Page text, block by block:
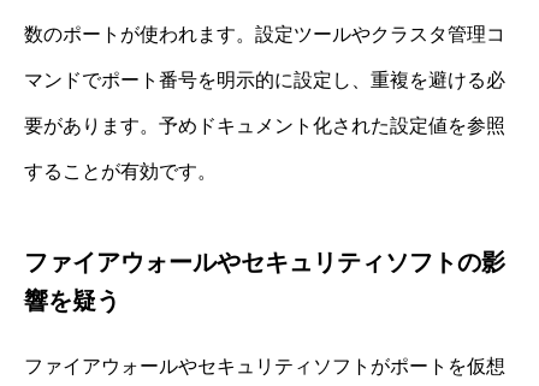
数のポートが使われます。設定ツールやクラスタ管理コ
マンドでポート番号を明示的に設定し、重複を避ける必
要があります。予めドキュメント化された設定値を参照
することが有効です。
ファイアウォールやセキュリティソフトの影
響を疑う
ファイアウォールやセキュリティソフトがポートを仮想